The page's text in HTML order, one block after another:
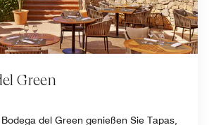
Green
del Green genießen Sie Tapas,